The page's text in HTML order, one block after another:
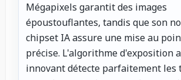
Mégapixels garantit des images
époustouflantes, tandis que son
chipset IA assure une mise au
précise. L'algorithme d'exposition
innovant détecte parfaitement les